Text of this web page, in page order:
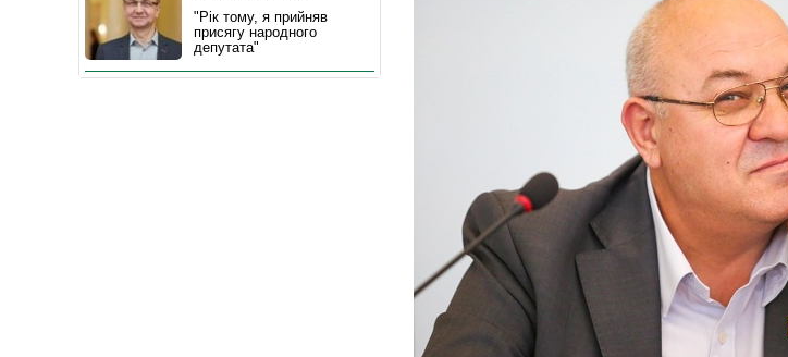
"Рік тому, я прийняв
присягу народного
депутата"